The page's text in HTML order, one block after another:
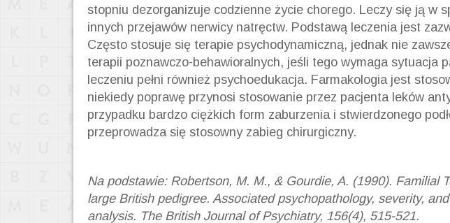
stopniu dezorganizuje codzienne życie chorego. Leczy się ją w
innych przejawów nerwicy natręctw. Podstawą leczenia jest
Często stosuje się terapie psychodynamiczną, jednak nie
terapii poznawczo-behawioralnych, jeśli tego wymaga sytuacja
leczeniu pełni również psychoedukacja. Farmakologia jest
niekiedy poprawę przynosi stosowanie przez pacjenta leków
przypadku bardzo ciężkich form zaburzenia i stwierdzonego
przeprowadza się stosowny zabieg chirurgiczny.
Na podstawie: Robertson, M. M., & Gourdie, A. (1990). Familial
large British pedigree. Associated psychopathology, severity,
analysis. The British Journal of Psychiatry, 156(4), 515-521.